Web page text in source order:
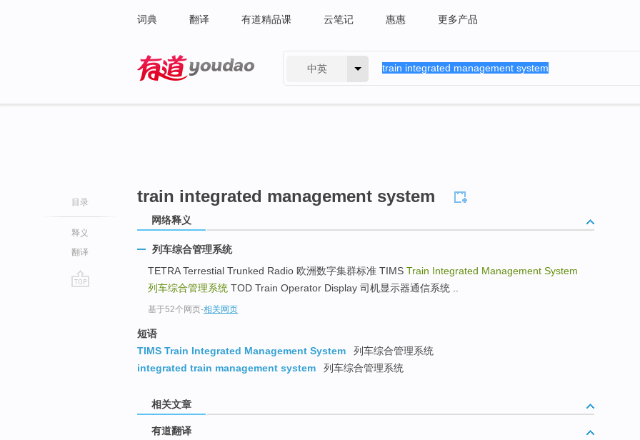
词典 翻译 有道精品课 云笔记 惠惠 更多产品
中英
目录
释义
翻译
train integrated management system
网络释义
列车综合管理系统
TETRA Terrestial Trunked Radio 欧洲数字集群标准 TIMS Train Integrated Management System
列车综合管理系统 TOD Train Operator Display 司机显示器通信系统 ..
基于52个网页-相关网页
短语
TIMS Train Integrated Management System
列车综合管理系统
integrated train management system
列车综合管理系统
相关文章
有道翻译